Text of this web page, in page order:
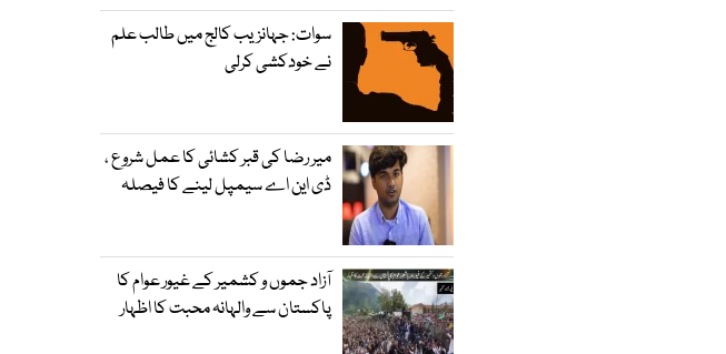
سوات: جہانزیب کالج میں طالب علم
نے خودکشی کرلی
میر رضا کی قبر کشائی کا عمل شروع ،
ڈی این اے سیمپل لینے کا فیصلہ
آزاد جموں و کشمیر کے غیور عوام کا
پاکستان سے والہانہ محبت کا اظہار